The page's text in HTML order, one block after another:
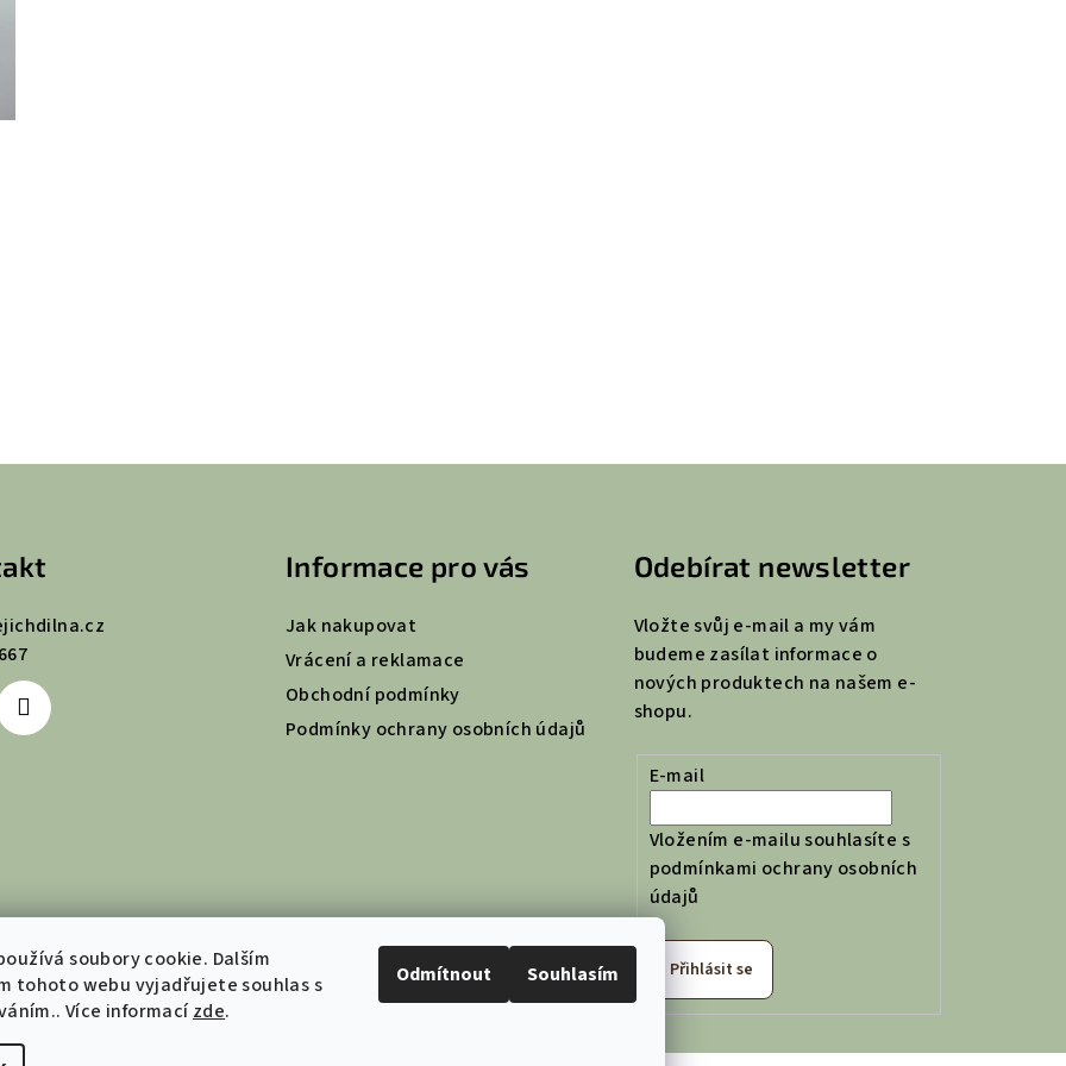
soubory cookie. Dalším
tohoto webu vyjadřujete souhlas s
Více informacízde.
Odmítnout Souhlasím
Informace pro vás
Jak nakupovat
Vrácení a reklamace
Obchodní podmínky
Podmínky ochrany osobních údajů
Odebírat newsletter
Vložte svůj e-mail a my vám
budeme zasílat informace o
nových produktech na našem e-
shopu.
E-mail
Vložením e-mailu souhlasíte s
podmínkami ochrany osobních
údajů
Přihlásit se